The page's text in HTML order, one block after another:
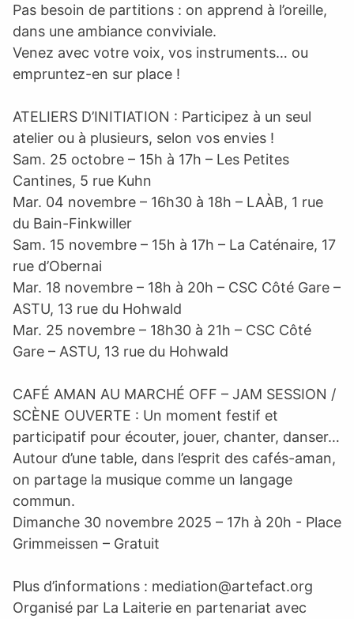
Pas besoin de partitions : on apprend à l’oreille,
dans une ambiance conviviale.
Venez avec votre voix, vos instruments… ou
empruntez-en sur place !
ATELIERS D’INITIATION : Participez à un seul
atelier ou à plusieurs, selon vos envies !
Sam. 25 octobre – 15h à 17h – Les Petites
Cantines, 5 rue Kuhn
Mar. 04 novembre – 16h30 à 18h – LAÀB, 1 rue
du Bain-Finkwiller
Sam. 15 novembre – 15h à 17h – La Caténaire, 17
rue d’Obernai
Mar. 18 novembre – 18h à 20h – CSC Côté Gare –
ASTU, 13 rue du Hohwald
Mar. 25 novembre – 18h30 à 21h – CSC Côté
Gare – ASTU, 13 rue du Hohwald
CAFÉ AMAN AU MARCHÉ OFF – JAM SESSION /
SCÈNE OUVERTE : Un moment festif et
participatif pour écouter, jouer, chanter, danser…
Autour d’une table, dans l’esprit des cafés-aman,
on partage la musique comme un langage
commun.
Dimanche 30 novembre 2025 – 17h à 20h - Place
Grimmeissen – Gratuit
Plus d’informations : mediation@artefact.org
Organisé par La Laiterie en partenariat avec